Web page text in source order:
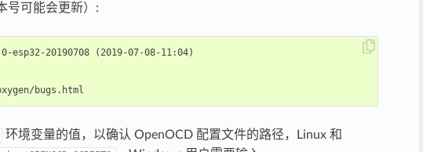
号可能会更新）:
esp32-20190708 (2019-07-08-11:04)
环境变量的值，以确认 OpenOCD 配置文件的路径，Linux 和